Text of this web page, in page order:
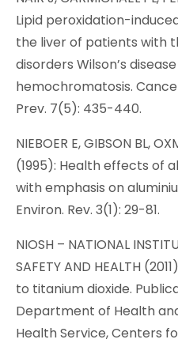
Lipid peroxidation-
the liver of patients with
disorders Wilson’s
hemochromatosis.
Prev. 7(5): 435-440.
NIEBOER E, GIBSON BL,
(1995): Health effects of
with emphasis on
Environ. Rev. 3(1): 29-81.
NIOSH – NATIONAL
SAFETY AND HEALTH
to titanium dioxide.
Department of Health
Health Service, Centers